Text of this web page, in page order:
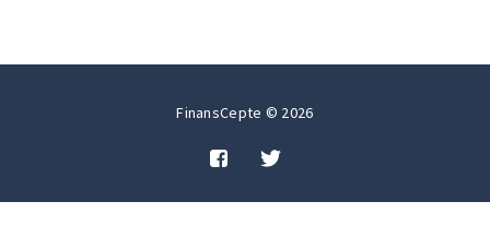
FinansCepte © 2026